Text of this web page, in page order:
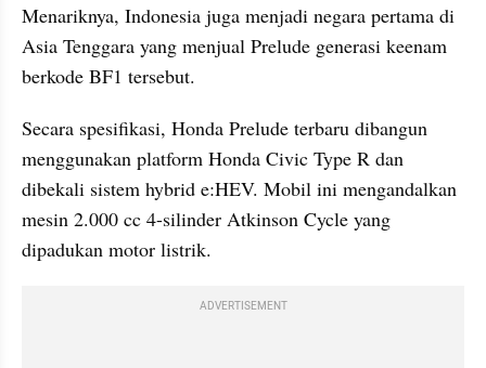
Menariknya, Indonesia juga menjadi negara pertama di
Asia Tenggara yang menjual Prelude generasi keenam
berkode BF1 tersebut.
Secara spesifikasi, Honda Prelude terbaru dibangun
menggunakan platform Honda Civic Type R dan
dibekali sistem hybrid e:HEV. Mobil ini mengandalkan
mesin 2.000 cc 4-silinder Atkinson Cycle yang
dipadukan motor listrik.
ADVERTISEMENT